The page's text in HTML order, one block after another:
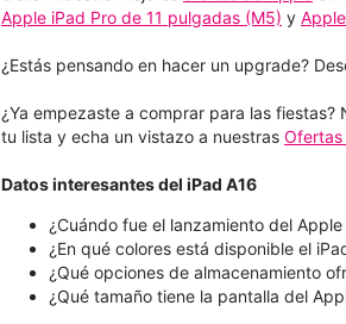
Apple iPad Pro de 11 pulgadas (M5) y
¿Estás pensando en hacer un upgrade?
¿Ya empezaste a comprar para las
tu lista y echa un vistazo a nuestras Ofertas
Datos interesantes del iPad A16
¿Cuándo fue el lanzamiento del
¿En qué colores está disponible el
¿Qué opciones de almacenamiento
¿Qué tamaño tiene la pantalla del